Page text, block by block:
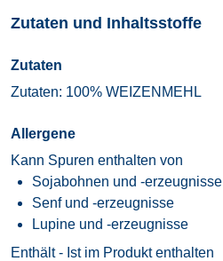
Zutaten und Inhaltsstoffe
Zutaten
Zutaten: 100% WEIZENMEHL
Allergene
Kann Spuren enthalten von
Sojabohnen und -erzeugnisse
Senf und -erzeugnisse
Lupine und -erzeugnisse
Enthält - Ist im Produkt enthalten